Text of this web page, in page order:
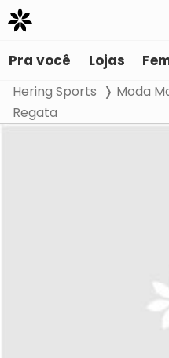
Pra você Lojas
Hering Sports Moda
Regata